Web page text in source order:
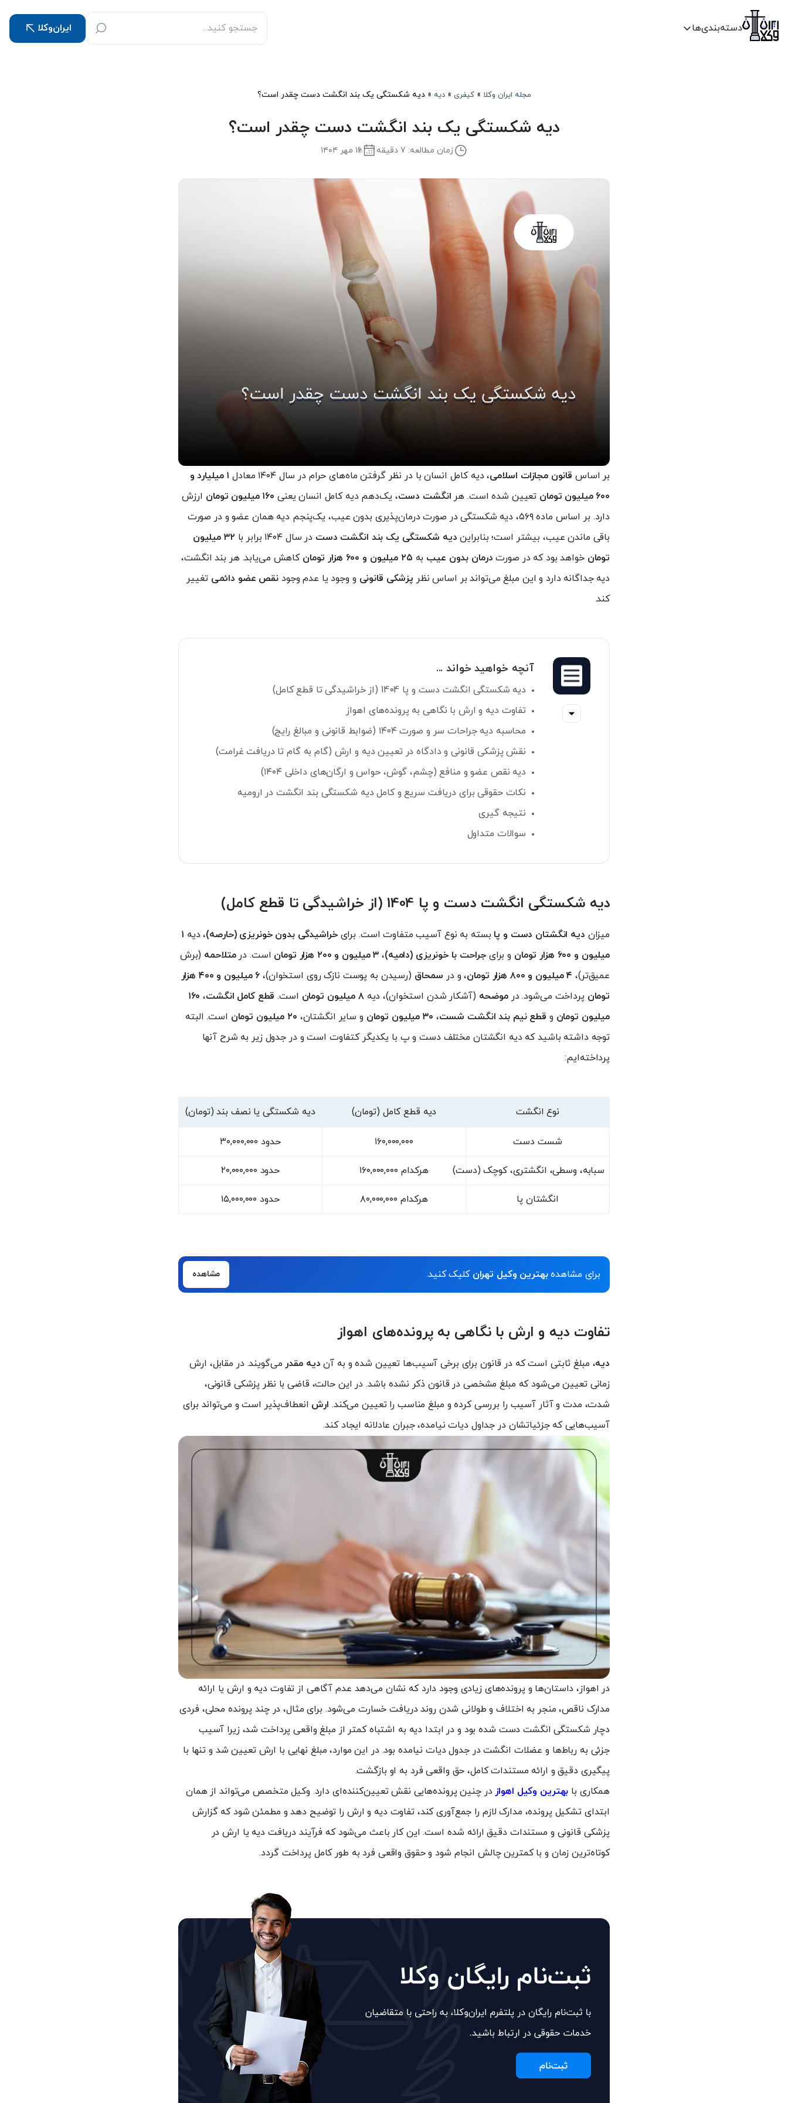
دسته‌بندی‌ها ایران‌وکلا
مجله ایران وکلا »کیفری »دیه »دیه شکستگی یک بند انگشت دست چقدر است؟
دیه شکستگی یک بند انگشت دست چقدر است؟
زمان مطالعه: 7 دقیقه ۱۶ مهر ۱۴۰۴
بر اساس قانون مجازات اسلامی، دیه کامل انسان با در نظر گرفتن ماه‌های حرام در سال ۱۴۰۴ معادل
۱ میلیارد و
۶۰۰ میلیون تومان
تعیین شده است. هر انگشت دست، یک‌دهم دیه کامل انسان یعنی ۱۶۰ میلیون تومان
ارزش
دارد. بر اساس ماده ۵۶۹، دیه شکستگی در صورت درمان‌پذیری بدون عیب، یک‌پنجم دیه همان عضو و در صورت
باقی ماندن عیب، بیشتر است؛ بنابراین دیه شکستگی یک بند انگشت دست در سال ۱۴۰۴ برابر با
۳۲ میلیون
تومان خواهد بود که در صورت درمان بدون عیب به ۲۵ میلیون و ۶۰۰ هزار تومان
کاهش می‌یابد. هر بند انگشت،
دیه جداگانه دارد و این مبلغ می‌تواند بر اساس نظر پزشکی قانونی و وجود یا عدم وجود نقص عضو دائمی تغییر
کند.
آنچه خواهید خواند ...
دیه شکستگی انگشت دست و پا 1404 (از خراشیدگی تا قطع کامل)
تفاوت دیه و ارش با نگاهی به پرونده‌های اهواز
محاسبه دیه جراحات سر و صورت ۱۴۰۴ (ضوابط قانونی و مبالغ رایج)
نقش پزشکی قانونی و دادگاه در تعیین دیه و ارش (گام به گام تا دریافت غرامت)
دیه نقص عضو و منافع (چشم، گوش، حواس و ارگان‌های داخلی ۱۴۰۴)
نکات حقوقی برای دریافت سریع و کامل دیه شکستگی بند انگشت در ارومیه
نتیجه گیری
سوالات متداول
دیه شکستگی انگشت دست و پا 1404 (از خراشیدگی تا قطع کامل)
میزان دیه انگشتان دست و پا بسته به نوع آسیب متفاوت است. برایخراشیدگی بدون خونریزی (حارصه)، دیه ۱
میلیون و ۶۰۰ هزار تومان
و برایجراحت با خونریزی (دامیه)، ۳ میلیون و ۲۰۰ هزار تومان است. درمتلاحمه (برش
عمیق‌تر)، ۴ میلیون و ۸۰۰ هزار تومان ، و در سمحاق (رسیدن به پوست نازک روی استخوان)،
۶ میلیون و ۴۰۰ هزار
تومان پرداخت می‌شود. درموضحه (آشکار شدن استخوان)، دیه۸ میلیون تومان است. قطع کامل انگشت، ۱۶۰
میلیون تومان و قطع نیم بند انگشت شست، ۳۰ میلیون تومان و سایر انگشتان، ۲۰ میلیون تومان
است. البته
توجه داشته باشید که دیه انگشتان مختلف دست و پ با یکدیگر کتفاوت است و در جدول زیر به شرح آنها
پرداخته‌ایم:
نوع انگشت دیه قطع کامل (تومان) دیه شکستگی یا نصف بند (تومان)
شست دست ۱۶۰,۰۰۰,۰۰۰ حدود ۳۰,۰۰۰,۰۰۰
سبابه، وسطی، انگشتری، کوچک (دست) هرکدام ۱۶۰,۰۰۰,۰۰۰ حدود ۲۰,۰۰۰,۰۰۰
انگشتان پا هرکدام ۸۰,۰۰۰,۰۰۰ حدود ۱۵,۰۰۰,۰۰۰
برای مشاهدهبهترین وکیل تهران کلیک کنید. مشاهده
تفاوت دیه و ارش با نگاهی به پرونده‌های اهواز
دیه، مبلغ ثابتی است که در قانون برای برخی آسیب‌ها تعیین شده و به آن دیه مقدر می‌گویند. در مقابل، ارش
زمانی تعیین می‌شود که مبلغ مشخصی در قانون ذکر نشده باشد. در این حالت، قاضی با نظر پزشکی قانونی،
شدت، مدت و آثار آسیب را بررسی کرده و مبلغ مناسب را تعیین می‌کند. ارش انعطاف‌پذیر است و می‌تواند برای
آسیب‌هایی که جزئیاتشان در جداول دیات نیامده، جبران عادلانه ایجاد کند.
در اهواز، داستان‌ها و پرونده‌های زیادی وجود دارد که نشان می‌دهد عدم آگاهی از تفاوت دیه و ارش یا ارائه
مدارک ناقص، منجر به اختلاف و طولانی شدن روند دریافت خسارت می‌شود. برای مثال، در چند پرونده محلی، فردی
دچار شکستگی انگشت دست شده بود و در ابتدا دیه به اشتباه کمتر از مبلغ واقعی پرداخت شد، زیرا آسیب
جزئی به رباط‌ها و عضلات انگشت در جدول دیات نیامده بود. در این موارد، مبلغ نهایی با ارش تعیین شد و تنها با
پیگیری دقیق و ارائه مستندات کامل، حق واقعی فرد به او بازگشت.
همکاری با بهترین وکیل اهواز در چنین پرونده‌هایی نقش تعیین‌کننده‌ای دارد. وکیل متخصص می‌تواند از همان
ابتدای تشکیل پرونده، مدارک لازم را جمع‌آوری کند، تفاوت دیه و ارش را توضیح دهد و مطمئن شود که گزارش
پزشکی قانونی و مستندات دقیق ارائه شده است. این کار باعث می‌شود که فرآیند دریافت دیه یا ارش در
کوتاه‌ترین زمان و با کمترین چالش انجام شود و حقوق واقعی فرد به طور کامل پرداخت گردد.